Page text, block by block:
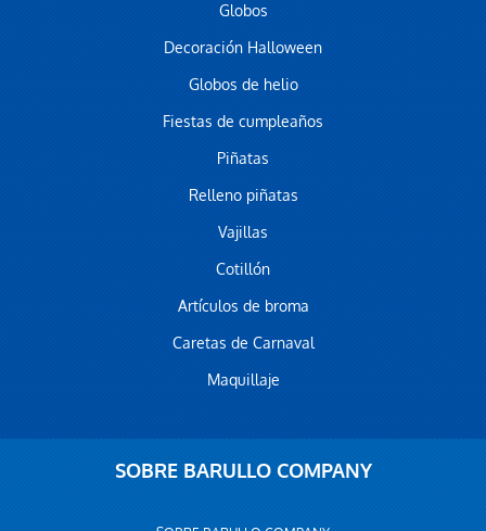
Globos
Decoración Halloween
Globos de helio
Fiestas de cumpleaños
Piñatas
Relleno piñatas
Vajillas
Cotillón
Artículos de broma
Caretas de Carnaval
Maquillaje
SOBRE BARULLO COMPANY